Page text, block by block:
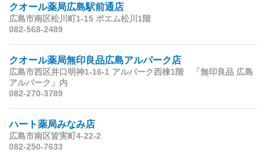
クオール薬局広島駅前通店
広島市南区松川町1-15 ポエム松川1階
082-568-2489
クオール薬局無印良品広島アルパーク店
広島市西区井口明神1-16-1 アルパーク西棟1階 「無印良品 広島
アルパーク」内
082-270-3789
ハート薬局みなみ店
広島市南区皆実町4-22-2
082-250-7633